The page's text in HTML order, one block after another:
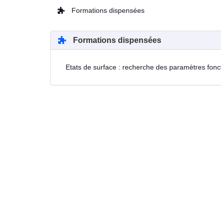
Formations dispensées
Formations dispensées
Etats de surface : recherche des paramètres